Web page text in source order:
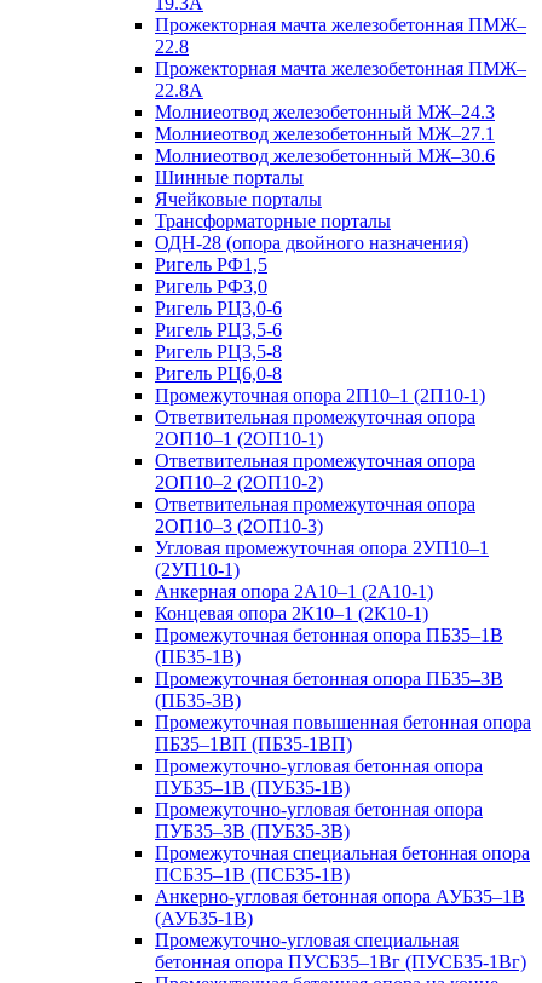
Прожекторная мачта железобетонная ПМЖ–
22.8
Прожекторная мачта железобетонная ПМЖ–
22.8А
Молниеотвод железобетонный МЖ–24.3
Молниеотвод железобетонный МЖ–27.1
Молниеотвод железобетонный МЖ–30.6
Шинные порталы
Ячейковые порталы
Трансформаторные порталы
ОДН-28 (опора двойного назначения)
Ригель РФ1,5
Ригель РФ3,0
Ригель РЦ3,0-6
Ригель РЦ3,5-6
Ригель РЦ3,5-8
Ригель РЦ6,0-8
Промежуточная опора 2П10–1 (2П10-1)
Ответвительная промежуточная опора
2ОП10–1 (2ОП10-1)
Ответвительная промежуточная опора
2ОП10–2 (2ОП10-2)
Ответвительная промежуточная опора
2ОП10–3 (2ОП10-3)
Угловая промежуточная опора 2УП10–1
(2УП10-1)
Анкерная опора 2А10–1 (2А10-1)
Концевая опора 2К10–1 (2К10-1)
Промежуточная бетонная опора ПБ35–1В
(ПБ35-1В)
Промежуточная бетонная опора ПБ35–3В
(ПБ35-3В)
Промежуточная повышенная бетонная опора
ПБ35–1ВП (ПБ35-1ВП)
Промежуточно-угловая бетонная опора
ПУБ35–1В (ПУБ35-1В)
Промежуточно-угловая бетонная опора
ПУБ35–3В (ПУБ35-3В)
Промежуточная специальная бетонная опора
ПСБ35–1В (ПСБ35-1В)
Анкерно-угловая бетонная опора АУБ35–1В
(АУБ35-1В)
Промежуточно-угловая специальная
бетонная опора ПУСБ35–1Вг (ПУСБ35-1Вг)